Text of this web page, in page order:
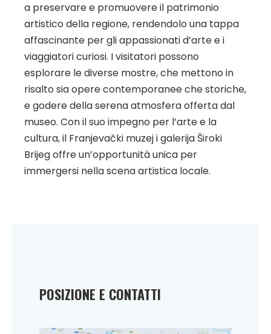
a preservare e promuovere il patrimonio
artistico della regione, rendendolo una tappa
affascinante per gli appassionati d’arte e i
viaggiatori curiosi. I visitatori possono
esplorare le diverse mostre, che mettono in
risalto sia opere contemporanee che storiche,
e godere della serena atmosfera offerta dal
museo. Con il suo impegno per l’arte e la
cultura, il Franjevački muzej i galerija Široki
Brijeg offre un’opportunità unica per
immergersi nella scena artistica locale.
POSIZIONE E CONTATTI